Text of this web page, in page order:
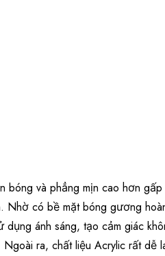
bóng và phẳng mịn cao hơn gấp
Nhờ có bề mặt bóng gương
ánh sáng, tạo cảm giác
ra, chất liệu Acrylic rất dễ